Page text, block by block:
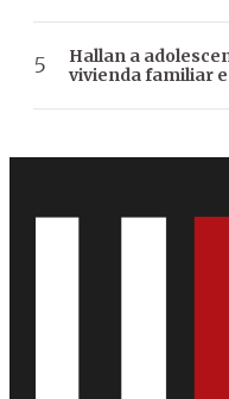
Hallan a
vivienda familiar